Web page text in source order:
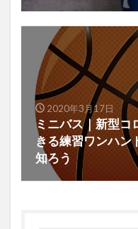
2020年3月17日
ミニバス｜新型コ
きる練習ワンハン
知ろう